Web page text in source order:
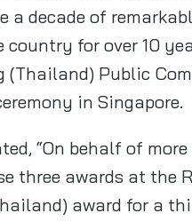
a decade of
for over 10
(Thailand) Public
in Singapore.
“On behalf of
three awards at the
award for a